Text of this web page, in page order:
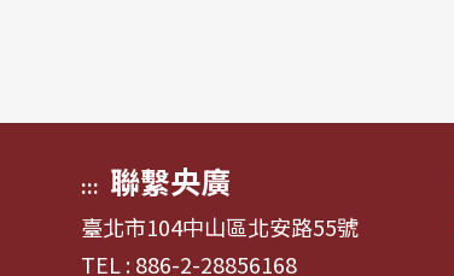
::: 聯繫央廣
臺北市104中山區北安路55號
TEL : 886-2-28856168